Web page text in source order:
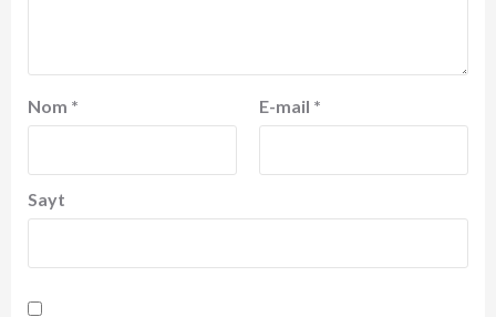
Nom * E-mail *
Sayt